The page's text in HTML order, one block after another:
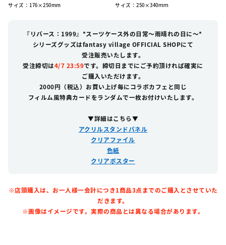
サイズ：176×250mm サイズ：250×340ｍｍ
『リバース：1999』 *スーツケース外の日常～雨晴れの日に～*
シリーズグッズはfantasy village OFFICIALSHOPにて
受注販売いたします。
受注締切は4/7 23:59です。 締切日までにご予約頂ければ確実に
ご購入いただけます。
2000円（税込） お買い上げ毎にコラボカフェと同じ
フィルム風特典カードをランダムで一枚お付けいたします。
▼詳細はこちら▼
アクリルスタンドパネル
クリアファイル
色紙
クリアポスター
※店頭購入は、お一人様一会計につき1商品3点までのご購入とさせていた
だきます。
※画像はイメージです。実際の商品とは異なる場合があります。